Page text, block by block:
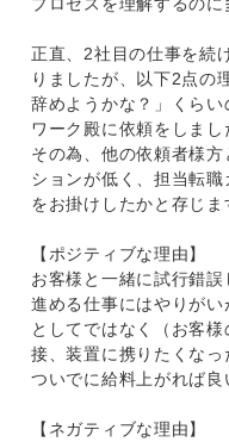
正直、2社目の仕事を続
りましたが、以下2点の
辞めようかな？」くら
ワーク殿に依頼をしまし
その為、他の依頼者様
ションが低く、担当転
をお掛けしたかと存じま
【ポジティブな理由】
お客様と一緒に試行錯
進める仕事にはやりが
としてではなく（お客
接、装置に携りたくなっ
ついでに給料上がれば良
【ネガティブな理由】